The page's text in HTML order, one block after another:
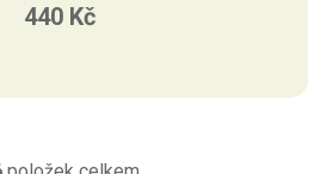
440 Kč